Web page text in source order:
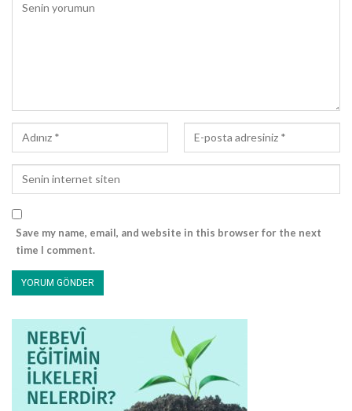
[2] Bkz. Âl-i İmrân, 104
[3] Bkz. Âl-i İmrân, 3/110
[5] Konuyla ilgili olarak bkz. Buhâri, Sahîh, 2/520 (1368), 3/1314
(3393); Müslim, Sahîh, 1/69 (78), 1/69 (80)
[6] Bkz. Asr, 103/1-3
Peygamber Yolu
Save my name, email, and website in this browser for the next
time I comment.